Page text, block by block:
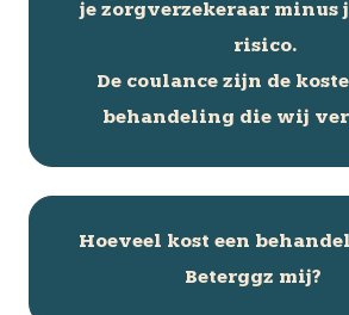
je zorgverzekeraar minus
risico.
De coulance zijn de
behandeling die wij
Hoeveel kost een
Beterggz mij?